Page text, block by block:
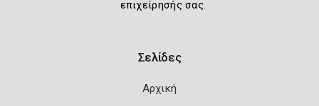
επιχείρησής σας.
Σελίδες
Αρχική